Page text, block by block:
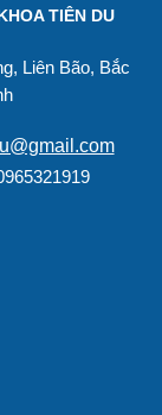
TIÊN DU
Liên Bão, Bắc